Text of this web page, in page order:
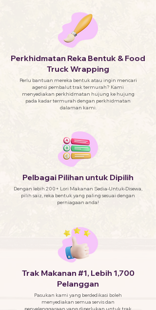
Perkhidmatan Reka Bentuk & Food
Truck Wrapping
Perlu bantuan mereka bentuk atau ingin mencari
agensi pembalut trak termurah? Kami
menyediakan perkhidmatan hujung ke hujung
pada kadar termurah dengan perkhidmatan
dalaman kami.
Pelbagai Pilihan untuk Dipilih
Dengan lebih 200+ Lori Makanan Sedia-Untuk-Disewa,
pilih saiz, reka bentuk yang paling sesuai dengan
perniagaan anda!
Trak Makanan #1, Lebih 1,700
Pelanggan
Pasukan kami yang berdedikasi boleh
menyediakan semua servis dan